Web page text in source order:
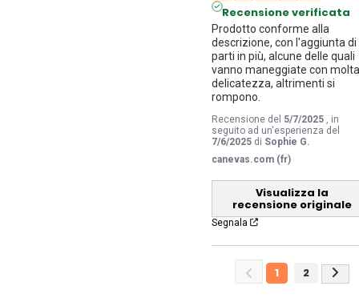
Recensione verificata
Prodotto conforme alla
descrizione, con l'aggiunta di
parti in più, alcune delle quali
vanno maneggiate con
delicatezza, altrimenti si
rompono.
Recensione del 5/7/2025
, in
seguito ad un'esperienza del
7/6/2025 di Sophie G.
canevas.com (fr)
Visualizza la
recensione originale
Segnala
1 2